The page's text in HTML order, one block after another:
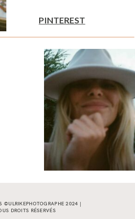
PINTEREST
©ULRIKEPHOTOGRAPHE 2024 |
DROITS RÉSERVÉS